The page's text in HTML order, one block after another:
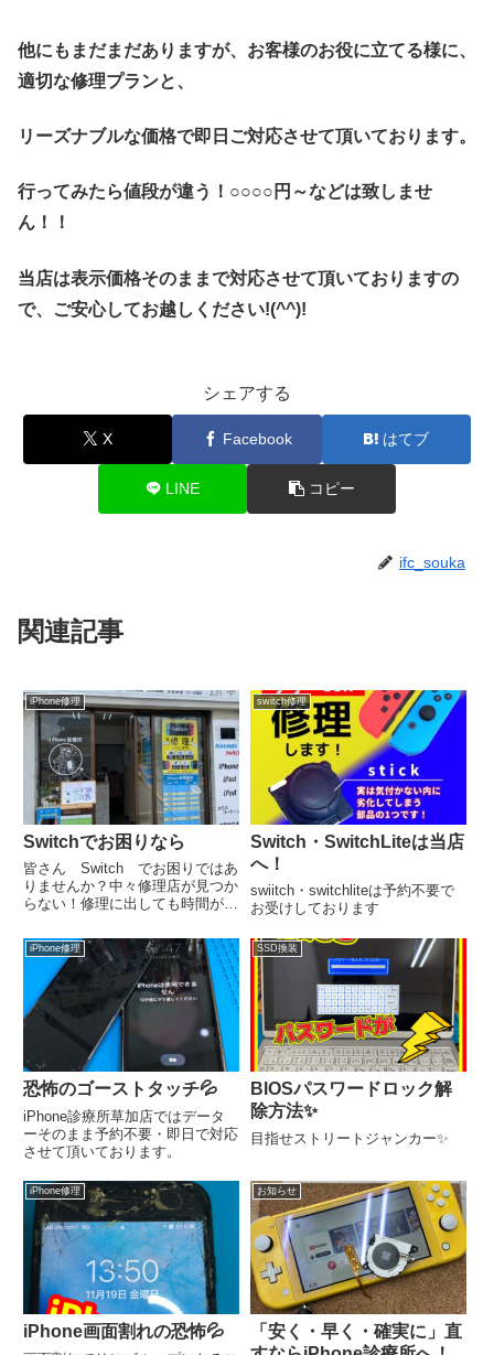
他にもまだまだありますが、お客様のお役に立てる様に、
適切な修理プランと、
リーズナブルな価格で即日ご対応させて頂いております。
行ってみたら値段が違う！○○○○円～などは致しませ
ん！！
当店は表示価格そのままで対応させて頂いておりますの
で、ご安心してお越しください!(^^)!
シェアする
X Facebook はてブ
LINE コピー
ifc_souka
関連記事
iPhone修理
Switchでお困りなら
皆さん Switch でお困りではあ
りませんか？中々修理店が見つか
らない！修理に出しても時間がか
ば、即日で対応させて頂きます。
ジョイコン修理は１０分位で終わ
ってしまいます(^^)/本日あいにく
のお天気ですが、こん...
switch修理
Switch・SwitchLiteは当店
へ！
swiitch・switchliteは予約不要で
お受けしております
iPhone修理
恐怖のゴーストタッチ💦
iPhone診療所草加店ではデータ
ーそのまま予約不要・即日で対応
させて頂いております。
SSD換装
BIOSパスワードロック解
除方法✨
目指せストリートジャンカー✨
iPhone修理
iPhone画面割れの恐怖💦
お知らせ
「安く・早く・確実に」直